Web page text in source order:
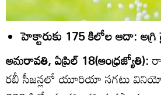
హెక్టారుకు 175 కిలోల ఆదా: అగ్రి
అమరావతి, ఏప్రిల్‌ 18(ఆంధ్రజ్యోతి):
రబీ సీజన్లలో యూరియా సగటు